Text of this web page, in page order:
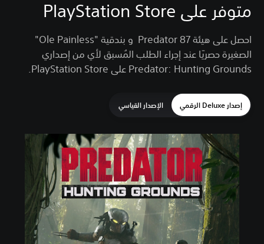
متوفر على PlayStation Store
احصل على هيئة Predator 87 و بندقية "Ole Painless"
الصغيرة حصريًا عند إجراء الطلب المُسبق لأي من إصداري
Predator: Hunting Grounds على PlayStation Store.
إصدار Deluxe الرقمي الإصدار القياسي